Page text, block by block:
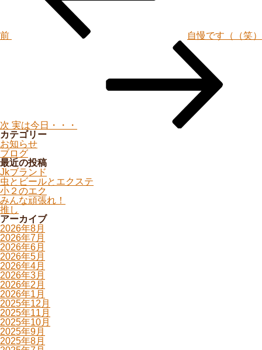
ン
前
自慢です（（笑）
次 実は今日・・・
カテゴリー
お知らせ
ブログ
最近の投稿
Jkブランド
虫とビールとエクステ
小２のエク
みんな頑張れ！
推し
アーカイブ
2026年8月
2026年7月
2026年6月
2026年5月
2026年4月
2026年3月
2026年2月
2026年1月
2025年12月
2025年11月
2025年10月
2025年9月
2025年8月